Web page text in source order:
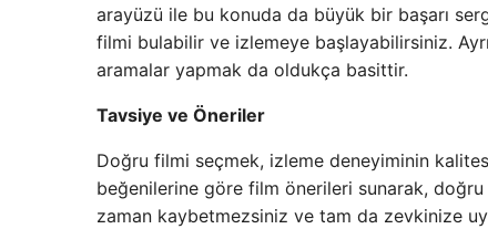
arayüzü ile bu konuda da büyük bir başarı
filmi bulabilir ve izlemeye başlayabilirsiniz.
aramalar yapmak da oldukça basittir.
Tavsiye ve Öneriler
Doğru filmi seçmek, izleme deneyiminin
beğenilerine göre film önerileri sunarak,
zaman kaybetmezsiniz ve tam da zevkinize